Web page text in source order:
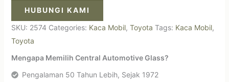
HUBUNGI KAMI
SKU: 2574 Categories: Kaca Mobil, Toyota Tags: Kaca Mobil,
Toyota
Mengapa Memilih Central Automotive Glass?
Pengalaman 50 Tahun Lebih, Sejak 1972